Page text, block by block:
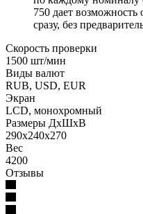
750 дает
сразу, без
Скорость проверки
1500 шт/мин
Виды валют
RUB, USD, EUR
Экран
LCD, монохромный
Размеры ДхШхВ
290х240х270
Вес
4200
Отзывы